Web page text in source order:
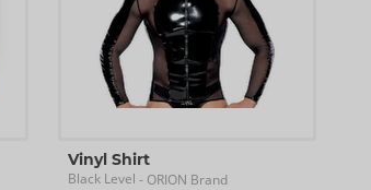
Vinyl Shirt
Black Level - ORION Brand